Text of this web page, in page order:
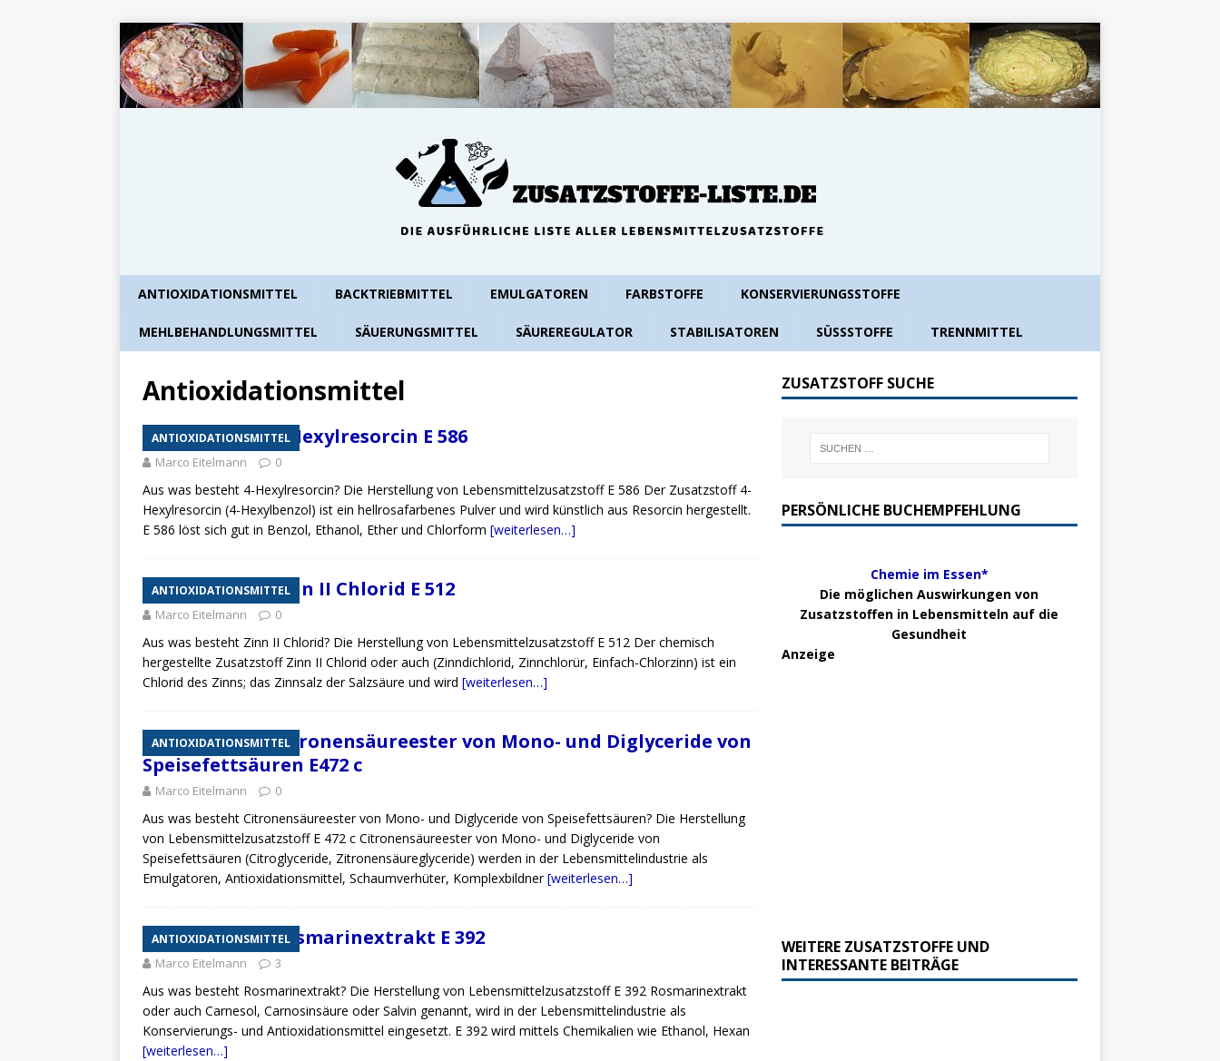
ANTIOXIDATIONSMITTEL BACKTRIEBMITTEL EMULGATOREN FARBSTOFFE KONSERVIERUNGSSTOFFE
MEHLBEHANDLUNGSMITTEL SÄUERUNGSMITTEL SÄUREREGULATOR STABILISATOREN SÜSSSTOFFE TRENNMITTEL
Antioxidationsmittel
ANTIOXIDATIONSMITTEL
Zusatzstoff 4-Hexylresorcin E 586
Marco Eitelmann 0
Aus was besteht 4-Hexylresorcin? Die Herstellung von Lebensmittelzusatzstoff E 586 Der Zusatzstoff 4-
Hexylresorcin (4-Hexylbenzol) ist ein hellrosafarbenes Pulver und wird künstlich aus Resorcin hergestellt.
E 586 löst sich gut in Benzol, Ethanol, Ether und Chlorform [weiterlesen…]
ANTIOXIDATIONSMITTEL
Zusatzstoff Zinn II Chlorid E 512
Marco Eitelmann 0
Aus was besteht Zinn II Chlorid? Die Herstellung von Lebensmittelzusatzstoff E 512 Der chemisch
hergestellte Zusatzstoff Zinn II Chlorid oder auch (Zinndichlorid, Zinnchlorür, Einfach-Chlorzinn) ist ein
Chlorid des Zinns; das Zinnsalz der Salzsäure und wird [weiterlesen…]
ANTIOXIDATIONSMITTEL
Zusatzstoff Citronensäureester von Mono- und Diglyceride von
Speisefettsäuren E472 c
Marco Eitelmann 0
Aus was besteht Citronensäureester von Mono- und Diglyceride von Speisefettsäuren? Die Herstellung
von Lebensmittelzusatzstoff E 472 c Citronensäureester von Mono- und Diglyceride von
Speisefettsäuren (Citroglyceride, Zitronensäureglyceride) werden in der Lebensmittelindustrie als
Emulgatoren, Antioxidationsmittel, Schaumverhüter, Komplexbildner[weiterlesen…]
ANTIOXIDATIONSMITTEL
Zusatzstoff Rosmarinextrakt E 392
Marco Eitelmann 3
Aus was besteht Rosmarinextrakt? Die Herstellung von Lebensmittelzusatzstoff E 392 Rosmarinextrakt
oder auch Carnesol, Carnosinsäure oder Salvin genannt, wird in der Lebensmittelindustrie als
Konservierungs- und Antioxidationsmittel eingesetzt. E 392 wird mittels Chemikalien wie Ethanol, Hexan
[weiterlesen…]
ZUSATZSTOFF SUCHE
PERSÖNLICHE BUCHEMPFEHLUNG
Chemie im Essen*
Die möglichen Auswirkungen von
Zusatzstoffen in Lebensmitteln auf die
Gesundheit
Anzeige
WEITERE ZUSATZSTOFFE UND
INTERESSANTE BEITRÄGE